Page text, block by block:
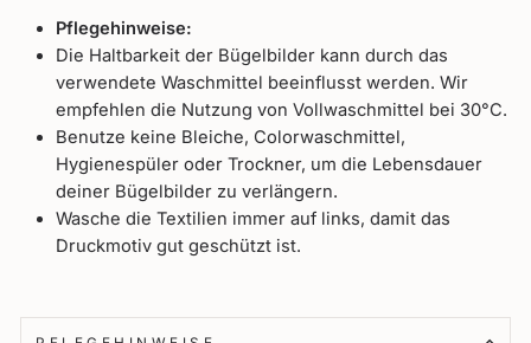
Pflegehinweise:
Die Haltbarkeit der Bügelbilder kann durch das
verwendete Waschmittel beeinflusst werden. Wir
empfehlen die Nutzung von Vollwaschmittel bei 30°C.
Benutze keine Bleiche, Colorwaschmittel,
Hygienespüler oder Trockner, um die Lebensdauer
deiner Bügelbilder zu verlängern.
Wasche die Textilien immer auf links, damit das
Druckmotiv gut geschützt ist.